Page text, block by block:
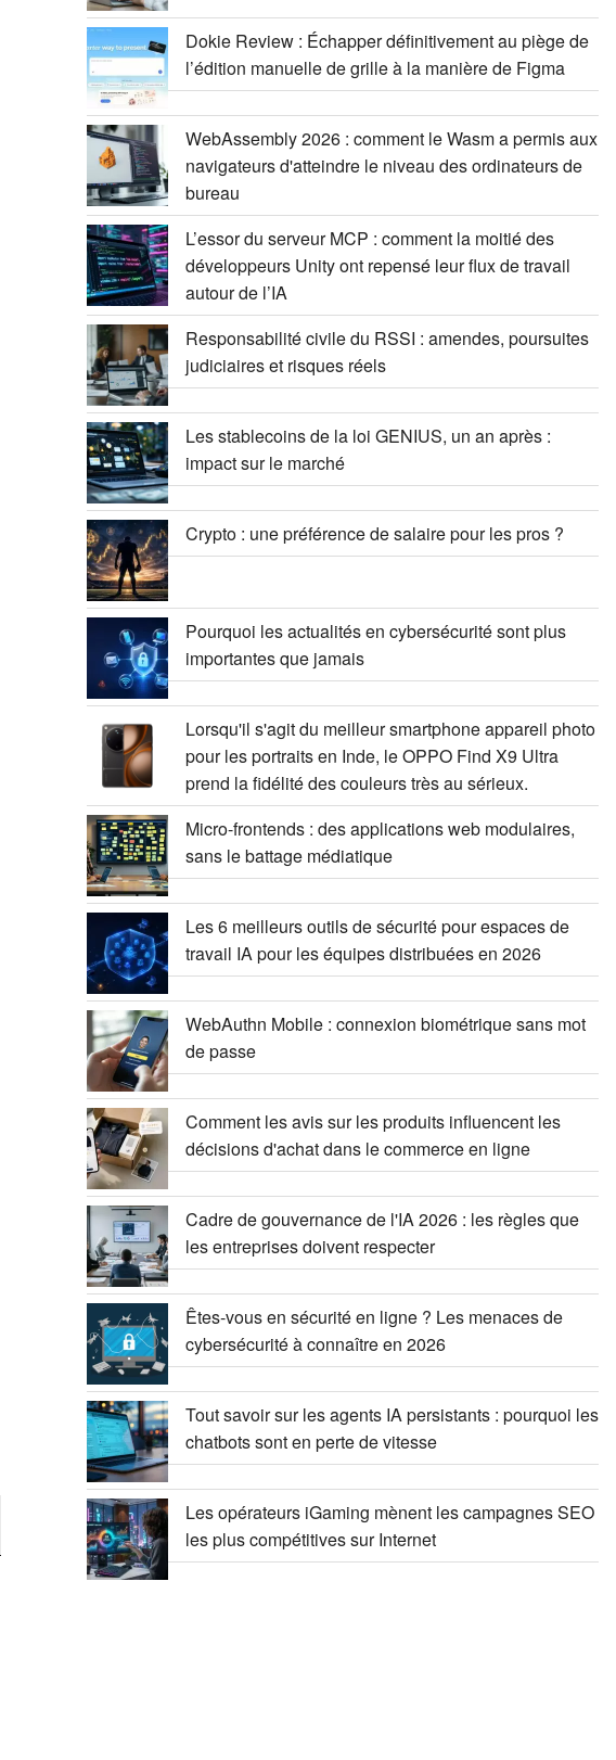
Dokie Review : Échapper définitivement au piège de
l’édition manuelle de grille à la manière de Figma
WebAssembly 2026 : comment le Wasm a permis aux
navigateurs d'atteindre le niveau des ordinateurs de
bureau
L’essor du serveur MCP : comment la moitié des
développeurs Unity ont repensé leur flux de travail
autour de l’IA
Responsabilité civile du RSSI : amendes, poursuites
judiciaires et risques réels
Les stablecoins de la loi GENIUS, un an après :
impact sur le marché
Crypto : une préférence de salaire pour les pros ?
Pourquoi les actualités en cybersécurité sont plus
importantes que jamais
Lorsqu'il s'agit du meilleur smartphone appareil photo
pour les portraits en Inde, le OPPO Find X9 Ultra
prend la fidélité des couleurs très au sérieux.
Micro-frontends : des applications web modulaires,
sans le battage médiatique
Les 6 meilleurs outils de sécurité pour espaces de
travail IA pour les équipes distribuées en 2026
WebAuthn Mobile : connexion biométrique sans mot
de passe
Comment les avis sur les produits influencent les
décisions d'achat dans le commerce en ligne
Cadre de gouvernance de l'IA 2026 : les règles que
les entreprises doivent respecter
Êtes-vous en sécurité en ligne ? Les menaces de
cybersécurité à connaître en 2026
Tout savoir sur les agents IA persistants : pourquoi les
chatbots sont en perte de vitesse
Les opérateurs iGaming mènent les campagnes SEO
les plus compétitives sur Internet